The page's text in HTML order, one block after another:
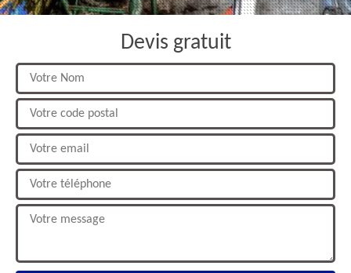
Devis gratuit